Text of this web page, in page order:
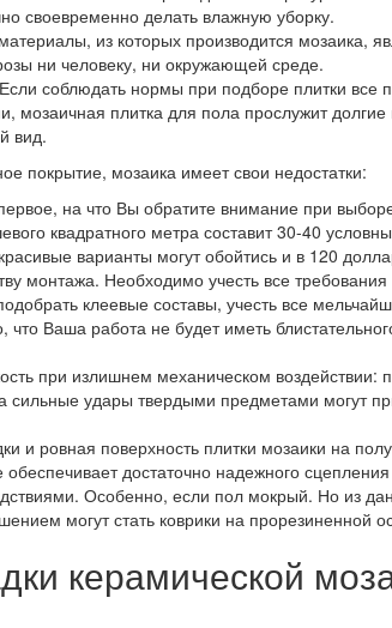
своевременно делать влажную уборку.
из которых производится мозаика,
ни человеку, ни окружающей среде.
Если соблюдать нормы при подборе плитки все
мозаичная плитка для пола прослужит долгие
вид.
покрытие, мозаика имеет свои недостатки:
на что Вы обратите внимание при
квадратного метра составит 30-40
варианты могут обойтись и в 120
монтажа. Необходимо учесть все требования
клеевые составы, учесть все
что Ваша работа не будет иметь
при излишнем механическом
сильные удары твердыми предметами могут
и ровная поверхность плитки мозаики на
достаточно надежного
Особенно, если пол мокрый. Но из
могут стать коврики на прорезиненной
керамической